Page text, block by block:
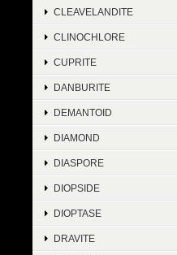
CLEAVELANDITE
CLINOCHLORE
CUPRITE
DANBURITE
DEMANTOID
DIAMOND
DIASPORE
DIOPSIDE
DIOPTASE
DRAVITE